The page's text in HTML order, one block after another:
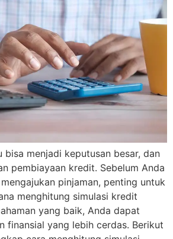
bisa menjadi keputusan besar, dan
pembiayaan kredit. Sebelum Anda
pinjaman, penting untuk
menghitung simulasi kredit
yang baik, Anda dapat
finansial yang lebih cerdas. Berikut